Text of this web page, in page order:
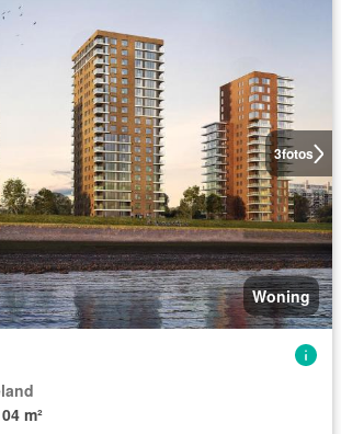
3fotos
Woning
m²